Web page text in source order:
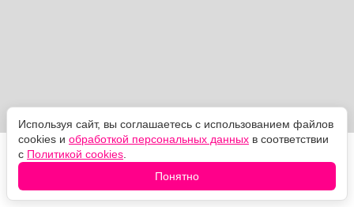
Она возвращается в храм, отдаёт украденное лицо —
и слепнет прямо на ступенях. Эпизод "Милосердие
матери" вышел 14 июня 2015 года.
Используя сайт, вы соглашаетесь с использованием файлов
cookies и обработкой персональных данных в соответствии
с Политикой cookies
Понятно